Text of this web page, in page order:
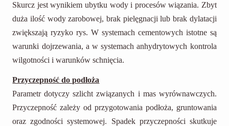
Skurcz jest wynikiem ubytku wody i procesów wiązania. Zbyt
duża ilość wody zarobowej, brak pielęgnacji lub brak dylatacji
zwiększają ryzyko rys. W systemach cementowych istotne są
warunki dojrzewania, a w systemach anhydrytowych kontrola
wilgotności i warunków schnięcia.
Przyczepność do podłoża
Parametr dotyczy szlicht związanych i mas wyrównawczych.
Przyczepność zależy od przygotowania podłoża, gruntowania
oraz zgodności systemowej. Spadek przyczepności skutkuje